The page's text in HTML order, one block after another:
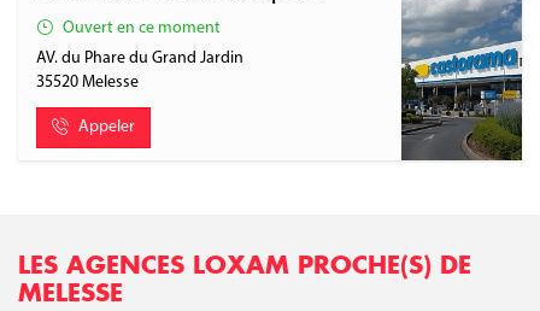
Ouvert en ce moment
AV. du Phare du Grand Jardin
35520 Melesse
Appeler
LES AGENCES LOXAM PROCHE(S) DE
MELESSE